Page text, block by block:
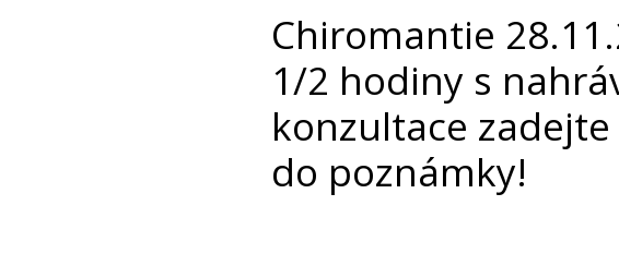
Chiromantie
1/2 hodiny s
konzultace zadejte
do poznámky!